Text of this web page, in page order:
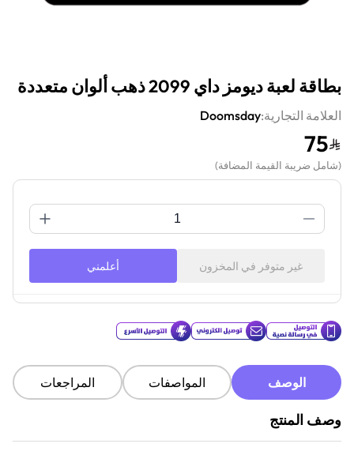
بطاقة لعبة ديومز داي 2099 ذهب ألوان متعددة
العلامة التجارية:Doomsday
75
(شامل ضريبة القيمة المضافة)
غير متوفر في المخزون أعلمني
الوصف المواصفات المراجعات
وصف المنتج